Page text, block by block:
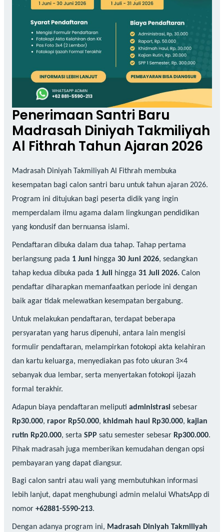
Penerimaan Santri Baru
Madrasah Diniyah Takmiliyah
Al Fithrah Tahun Ajaran 2026
Madrasah Diniyah Takmiliyah Al Fithrah membuka
kesempatan bagi calon santri baru untuk tahun ajaran 2026.
Program ini ditujukan bagi peserta didik yang ingin
memperdalam ilmu agama dalam lingkungan pendidikan
yang kondusif dan bernuansa islami.
Pendaftaran dibuka dalam dua tahap. Tahap pertama
berlangsung pada 1 Juni hingga 30 Juni 2026, sedangkan
tahap kedua dibuka pada 1 Juli hingga 31 Juli 2026.Calon
pendaftar diharapkan memanfaatkan periode ini dengan
baik agar tidak melewatkan kesempatan bergabung.
Untuk melakukan pendaftaran, terdapat beberapa
persyaratan yang harus dipenuhi, antara lain mengisi
formulir pendaftaran, melampirkan fotokopi akta kelahiran
dan kartu keluarga, menyediakan pas foto ukuran 3×4
sebanyak dua lembar, serta menyertakan fotokopi ijazah
formal terakhir.
Adapun biaya pendaftaran meliputi administrasi sebesar
Rp30.000, rapor Rp50.000, khidmah haul Rp30.000, kajian
rutin Rp20.000, serta SPP satu semester sebesar Rp300.000.
Pihak madrasah juga memberikan kemudahan dengan opsi
pembayaran yang dapat diangsur.
Bagi calon santri atau wali yang membutuhkan informasi
lebih lanjut, dapat menghubungi admin melalui WhatsApp di
nomor+62881-5590-213.
Dengan adanya program ini, Madrasah Diniyah Takmiliyah